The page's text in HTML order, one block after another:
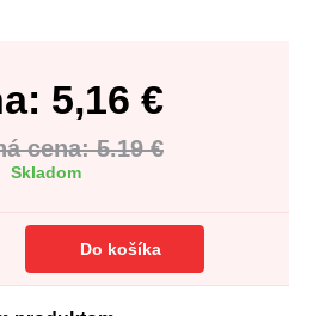
5,16 €
cena: 5.19 €
Skladom
Do košíka